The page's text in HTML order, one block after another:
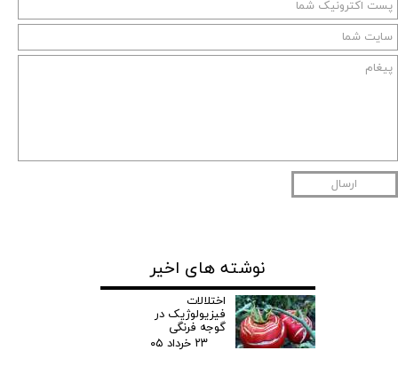
ارسال
نوشته های اخیر
اختلالات
فیزیولوژیک در
گوجه فرنگی
۲۳ خرداد ۰۵